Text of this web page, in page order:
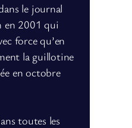
le journal
en 2001 qui
force qu’en
la guillotine
en octobre
toutes les